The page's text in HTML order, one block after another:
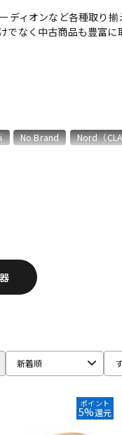
配信/ライブ
機器
ィオンなど各種取り
なく中古商品も豊富に
No Brand Nord（
新着順
ポイント
5%還元